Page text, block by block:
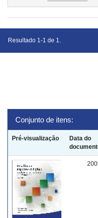
Resultado 1-1 de 1.
Conjunto de itens:
Pré-visualização
Data do